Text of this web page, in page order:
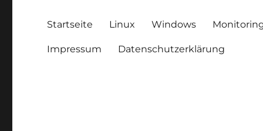
Startseite Linux Windows
Impressum Datenschutzerklärung